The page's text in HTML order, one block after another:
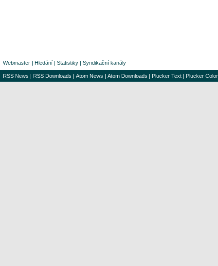
Webmaster | Hledání | Statistiky | Syndikační kanály
RSS News | RSS Downloads | Atom News | Atom Downloads | Plucker Text | Plucker Color